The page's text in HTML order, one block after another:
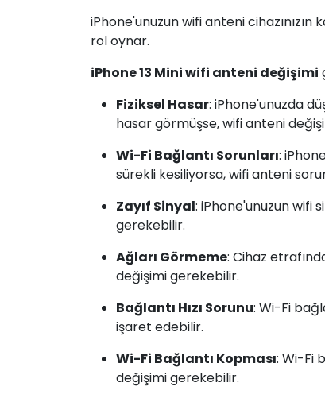
iPhone'unuzun wifi anteni
rol oynar.
iPhone 13 Mini wifi anteni değişimi
Fiziksel Hasar: iPhone'unuzda
hasar görmüşse, wifi anteni
Wi-Fi Bağlantı Sorunları:
sürekli kesiliyorsa, wifi anteni
Zayıf Sinyal: iPhone'unuzun wifi
gerekebilir.
Ağları Görmeme: Cihaz
değişimi gerekebilir.
Bağlantı Hızı Sorunu: Wi-Fi
işaret edebilir.
Wi-Fi Bağlantı Kopması: Wi-Fi
değişimi gerekebilir.